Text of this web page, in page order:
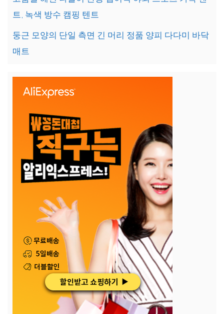
트, 녹색 방수 캠핑 텐트
둥근 모양의 단일 측면 긴 머리 정품 양피 다다미 바닥
매트